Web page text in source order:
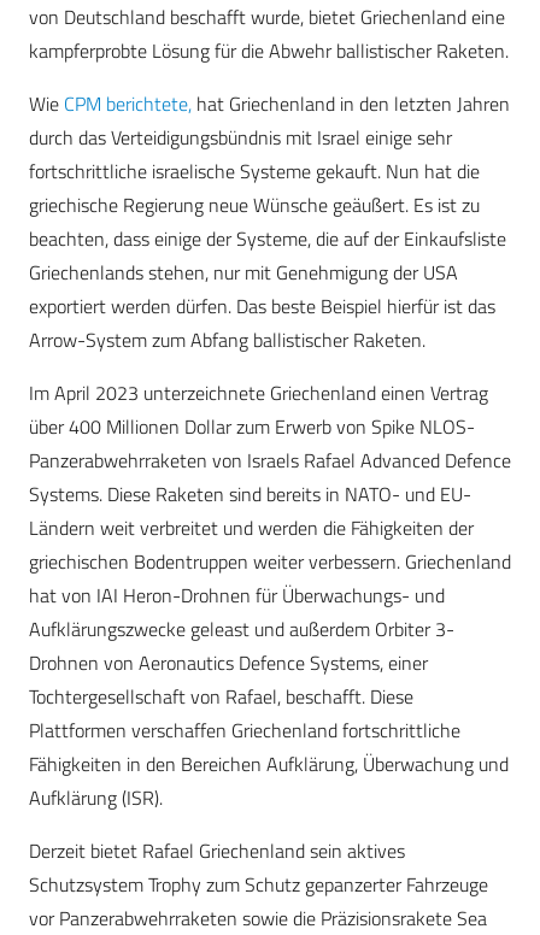
von Deutschland beschafft wurde, bietet Griechenland eine
kampferprobte Lösung für die Abwehr ballistischer Raketen.
Wie CPM berichtete, hat Griechenland in den letzten Jahren
durch das Verteidigungsbündnis mit Israel einige sehr
fortschrittliche israelische Systeme gekauft. Nun hat die
griechische Regierung neue Wünsche geäußert. Es ist zu
beachten, dass einige der Systeme, die auf der Einkaufsliste
Griechenlands stehen, nur mit Genehmigung der USA
exportiert werden dürfen. Das beste Beispiel hierfür ist das
Arrow-System zum Abfang ballistischer Raketen.
Im April 2023 unterzeichnete Griechenland einen Vertrag
über 400 Millionen Dollar zum Erwerb von Spike NLOS-
Panzerabwehrraketen von Israels Rafael Advanced Defence
Systems. Diese Raketen sind bereits in NATO- und EU-
Ländern weit verbreitet und werden die Fähigkeiten der
griechischen Bodentruppen weiter verbessern. Griechenland
hat von IAI Heron-Drohnen für Überwachungs- und
Aufklärungszwecke geleast und außerdem Orbiter 3-
Drohnen von Aeronautics Defence Systems, einer
Tochtergesellschaft von Rafael, beschafft. Diese
Plattformen verschaffen Griechenland fortschrittliche
Fähigkeiten in den Bereichen Aufklärung, Überwachung und
Aufklärung (ISR).
Derzeit bietet Rafael Griechenland sein aktives
Schutzsystem Trophy zum Schutz gepanzerter Fahrzeuge
vor Panzerabwehrraketen sowie die Präzisionsrakete Sea